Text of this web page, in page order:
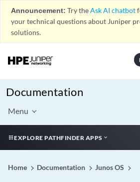
Announcement: Try theAsk AI chatbot
your technical questions about Juniper
solutions.
Documentation
Menu
EXPLORE PATHFINDER APPS
Home Documentation Junos OS